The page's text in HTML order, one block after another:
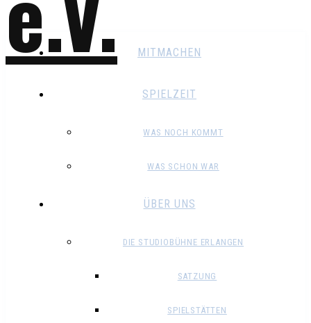
MITMACHEN
SPIELZEIT
WAS NOCH KOMMT
WAS SCHON WAR
ÜBER UNS
DIE STUDIOBÜHNE ERLANGEN
SATZUNG
SPIELSTÄTTEN